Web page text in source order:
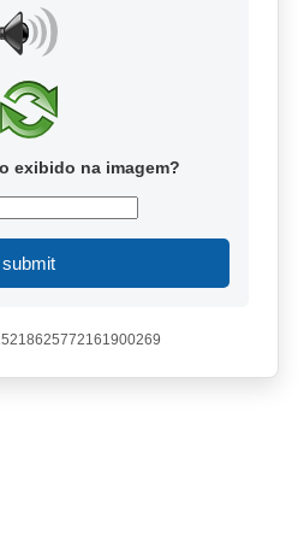
exibido na imagem?
submit